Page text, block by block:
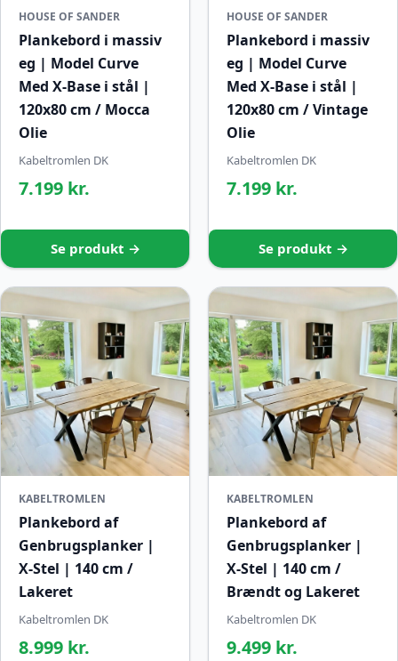
HOUSE OF SANDER
Plankebord i massiv
eg | Model Curve
Med X-Base i stål |
120x80 cm / Mocca
Olie
Kabeltromlen DK
7.199 kr.
Se produkt →
HOUSE OF SANDER
Plankebord i massiv
eg | Model Curve
Med X-Base i stål |
120x80 cm / Vintage
Olie
Kabeltromlen DK
7.199 kr.
Se produkt →
KABELTROMLEN
Plankebord af
Genbrugsplanker |
X-Stel | 140 cm /
Lakeret
Kabeltromlen DK
8.999 kr.
KABELTROMLEN
Plankebord af
Genbrugsplanker |
X-Stel | 140 cm /
Brændt og Lakeret
Kabeltromlen DK
9.499 kr.